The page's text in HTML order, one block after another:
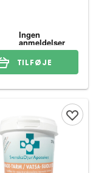
TILFØJE